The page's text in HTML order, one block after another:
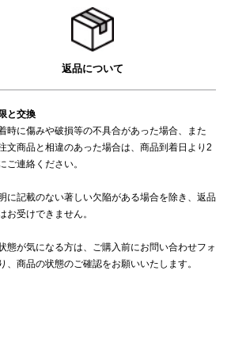
返品について
と交換
時に傷みや破損等の不具合があった場合、また
文商品と相違のあった場合は、商品到着日より2
ご連絡ください。
に記載のない著しい欠陥がある場合を除き、返品
お受けできません。
態が気になる方は、ご購入前にお問い合わせフォ
、商品の状態のご確認をお願いいたします。